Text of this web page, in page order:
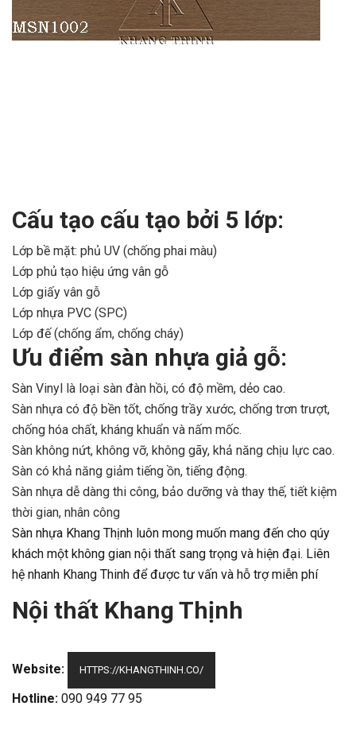
Cấu tạo cấu tạo bởi 5 lớp:
Lớp bề mặt: phủ UV (chống phai màu)
Lớp phủ tạo hiệu ứng vân gỗ
Lớp giấy vân gỗ
Lớp nhựa PVC (SPC)
Lớp đế (chống ẩm, chống cháy)
Ưu điểm sàn nhựa giả gỗ:
Sàn Vinyl là loại sàn đàn hồi, có độ mềm, dẻo cao.
Sàn nhựa có độ bền tốt, chống trầy xước, chống trơn trượt,
chống hóa chất, kháng khuẩn và nấm mốc.
Sàn không nứt, không vỡ, không gãy, khả năng chịu lực cao.
Sàn có khả năng giảm tiếng ồn, tiếng động.
Sàn nhựa dễ dàng thi công, bảo dưỡng và thay thế, tiết kiệm
thời gian, nhân công
Sàn nhựa Khang Thịnh luôn mong muốn mang đến cho qúy
khách một không gian nội thất sang trọng và hiện đại. Liên
hệ nhanh Khang Thinh để được tư vấn và hỗ trợ miễn phí
Nội thất Khang Thịnh
Website: HTTPS://KHANGTHINH.CO/
Hotline: 090 949 77 95